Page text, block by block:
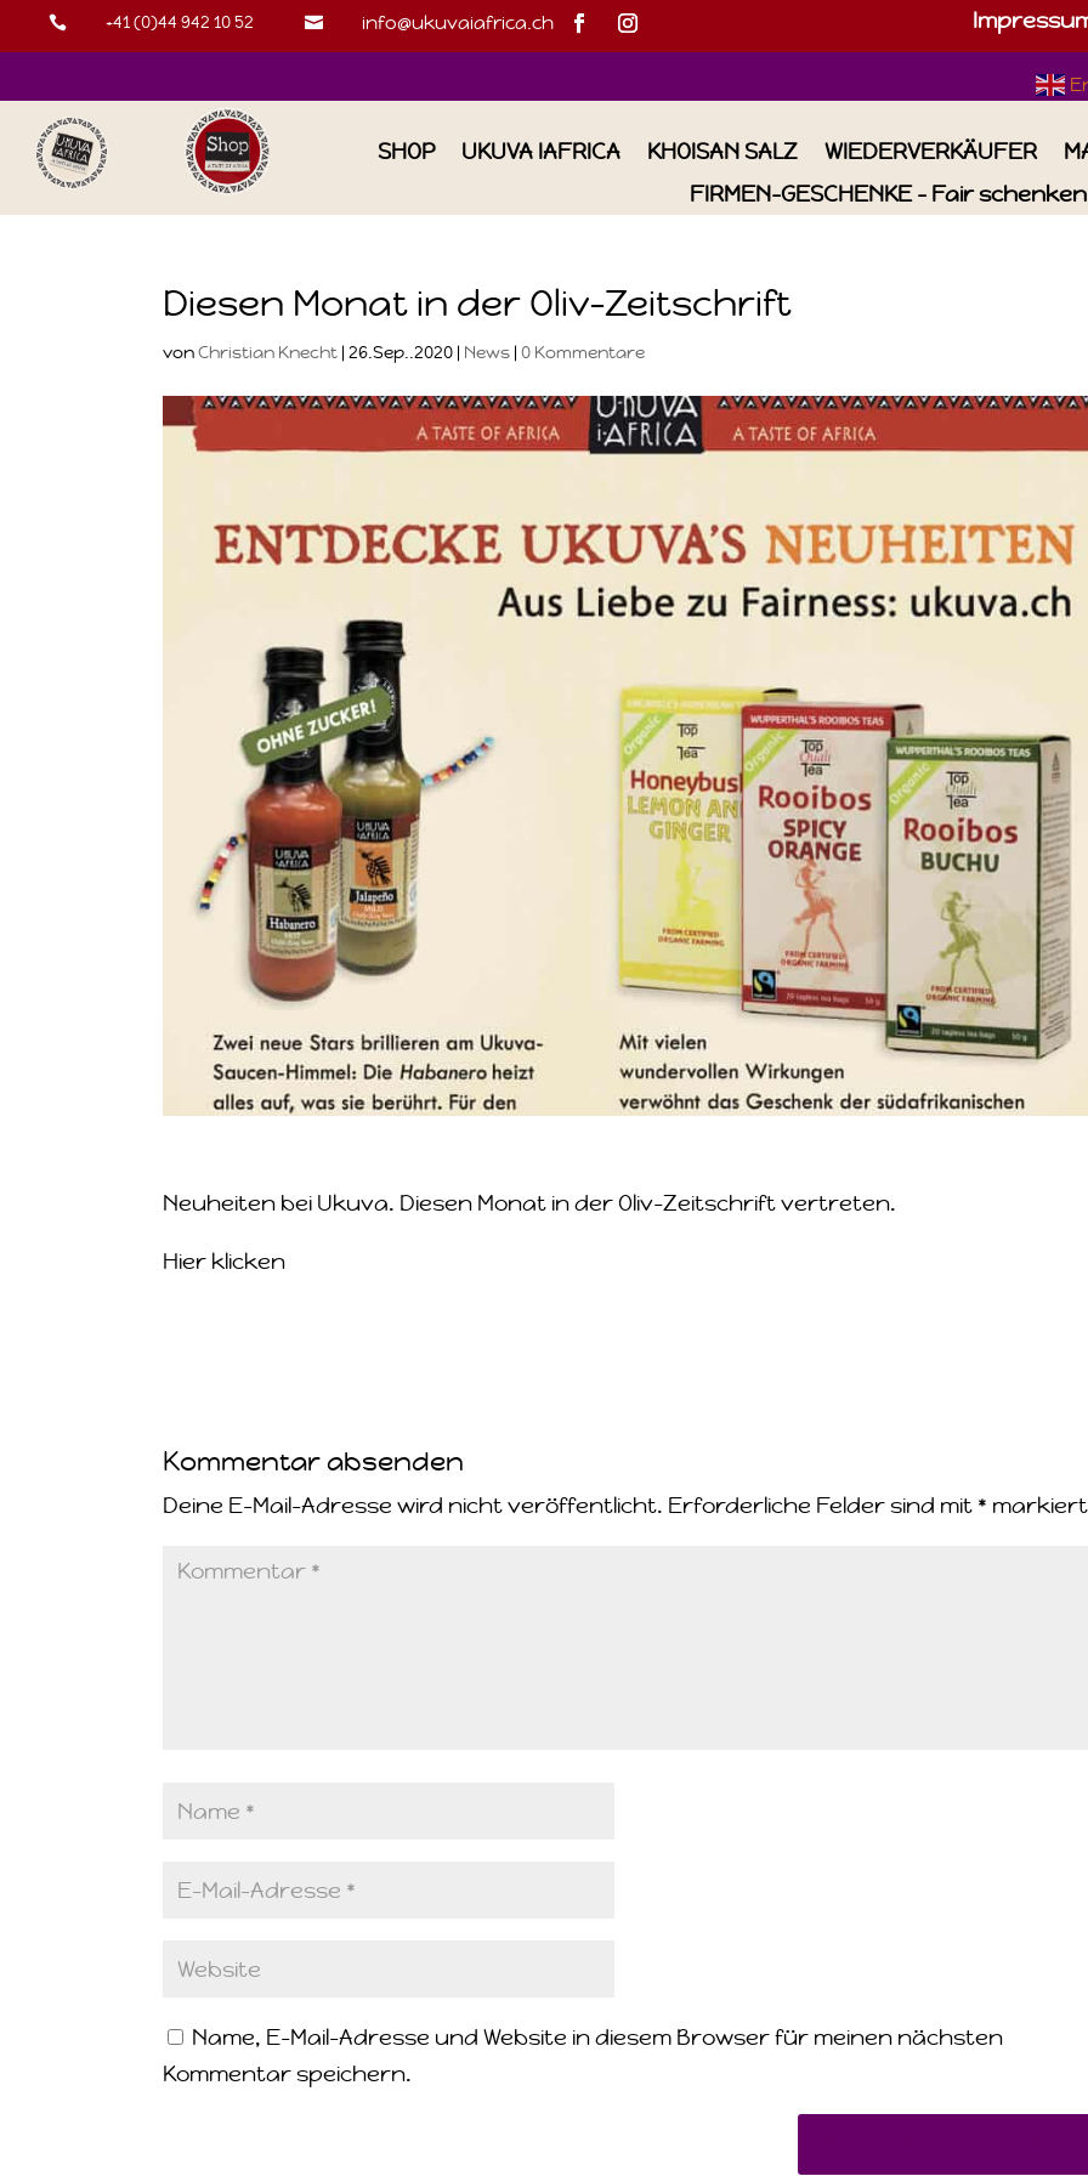
 +41 (0)44 942 10 52  info@ukuvaiafrica.ch
SHOP UKUVA IAFRICA KHOISAN SALZ WIEDERVERKÄUFER
FIRMEN-GESCHENKE – Fair
Diesen Monat in der Oliv-Zeitschrift
vonChristian Knecht |26.Sep..2020 | News |0 Kommentare
Neuheiten bei Ukuva. Diesen Monat in der Oliv-Zeitschrift vertreten.
Hier klicken
Kommentar absenden
Deine E-Mail-Adresse wird nicht veröffentlicht. Erforderliche Felder sind mit * markiert
Name, E-Mail-Adresse und Website in diesem Browser für meinen nächsten
Kommentar speichern.